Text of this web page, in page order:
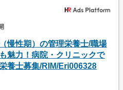
慢性期）の管理栄養士/職場
魅力！病院・クリニックで
養士募集/RIM/Eri006328